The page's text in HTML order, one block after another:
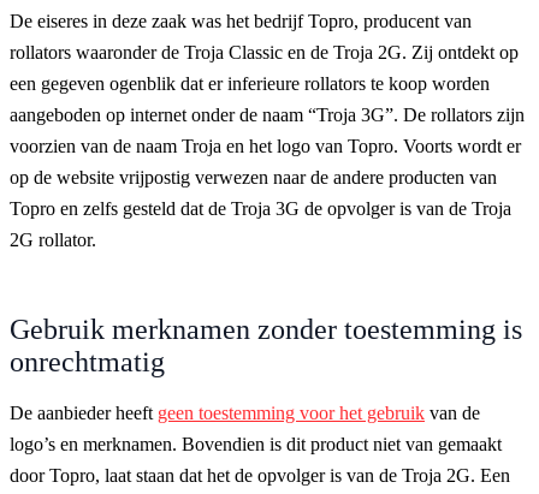
De eiseres in deze zaak was het bedrijf Topro, producent van
rollators waaronder de Troja Classic en de Troja 2G. Zij ontdekt op
een gegeven ogenblik dat er inferieure rollators te koop worden
aangeboden op internet onder de naam “Troja 3G”. De rollators zijn
voorzien van de naam Troja en het logo van Topro. Voorts wordt er
op de website vrijpostig verwezen naar de andere producten van
Topro en zelfs gesteld dat de Troja 3G de opvolger is van de Troja
2G rollator.
Gebruik merknamen zonder toestemming is
onrechtmatig
De aanbieder heeft geen toestemming voor het gebruik van de
logo’s en merknamen. Bovendien is dit product niet van gemaakt
door Topro, laat staan dat het de opvolger is van de Troja 2G. Een